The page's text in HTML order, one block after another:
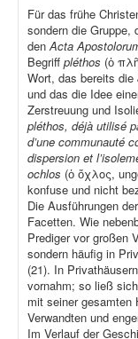
Für das frühe
sondern die Gruppe,
denActa
Begriff pléthos (ὁ
Wort, das bereits die
und das die Idee
Zerstreuung und
pléthos, déjà utilisé
d’une communauté
dispersion et
ochlos (ὁ ὄχλος,
konfuse und nicht
Die Ausführungen
Facetten. Wie
Prediger vor großen
sondern häufig in
(21). In
vornahm; so ließ
mit seiner gesamten
Verwandten und
Im Verlauf der